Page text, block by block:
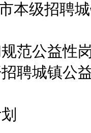
级招聘城
公益性岗
聘城镇公